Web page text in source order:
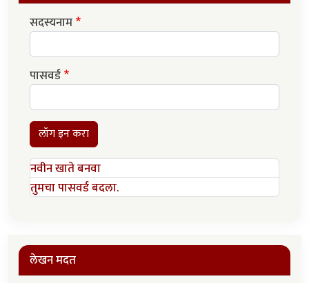
सदस्यनाम
पासवर्ड
लॉग इन करा
नवीन खाते बनवा
तुमचा पासवर्ड बदला.
लेखन मदत